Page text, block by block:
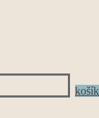
košík